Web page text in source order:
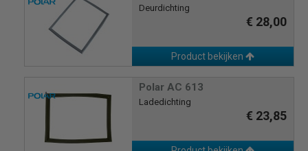
Deurdichting
€ 28,00
Product bekijken
Polar AC 613
Ladedichting
€ 23,85